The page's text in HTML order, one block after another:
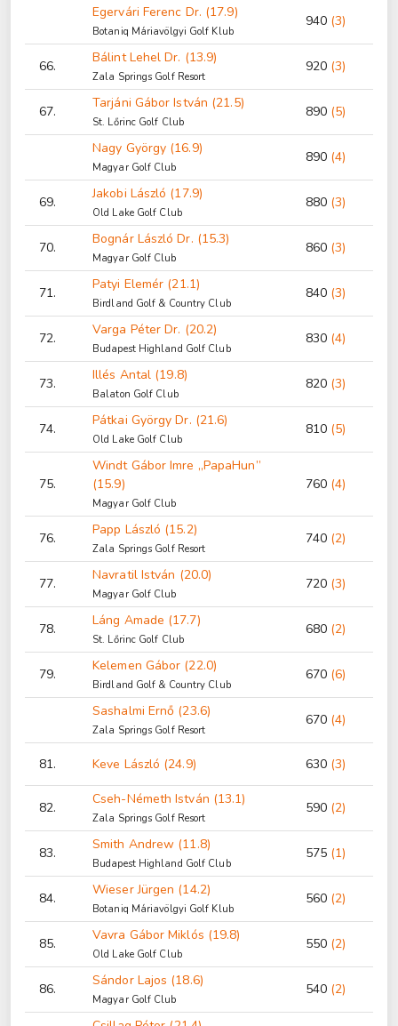
Egervári Ferenc Dr. (17.9)
Botaniq Máriavölgyi Golf Klub
940 (3)
66.
Bálint Lehel Dr. (13.9)
Zala Springs Golf Resort
920 (3)
67.
Tarjáni Gábor István (21.5)
St. Lőrinc Golf Club
890 (5)
Nagy György (16.9)
Magyar Golf Club
890 (4)
69.
Jakobi László (17.9)
Old Lake Golf Club
880 (3)
70.
Bognár László Dr. (15.3)
Magyar Golf Club
860 (3)
71.
Patyi Elemér (21.1)
Birdland Golf & Country Club
840 (3)
72.
Varga Péter Dr. (20.2)
Budapest Highland Golf Club
830 (4)
73.
Illés Antal (19.8)
Balaton Golf Club
820 (3)
74.
Pátkai György Dr. (21.6)
Old Lake Golf Club
810 (5)
75.
Windt Gábor Imre „PapaHun”
(15.9)
Magyar Golf Club
760 (4)
76.
Papp László (15.2)
Zala Springs Golf Resort
740 (2)
77.
Navratil István (20.0)
Magyar Golf Club
720 (3)
78.
Láng Amade (17.7)
St. Lőrinc Golf Club
680 (2)
79.
Kelemen Gábor (22.0)
Birdland Golf & Country Club
670 (6)
Sashalmi Ernő (23.6)
Zala Springs Golf Resort
670 (4)
81. Keve László (24.9) 630 (3)
82.
Cseh-Németh István (13.1)
Zala Springs Golf Resort
590 (2)
83.
Smith Andrew (11.8)
Budapest Highland Golf Club
575 (1)
84.
Wieser Jürgen (14.2)
Botaniq Máriavölgyi Golf Klub
560 (2)
85.
Vavra Gábor Miklós (19.8)
Old Lake Golf Club
550 (2)
86.
Sándor Lajos (18.6)
Magyar Golf Club
540 (2)